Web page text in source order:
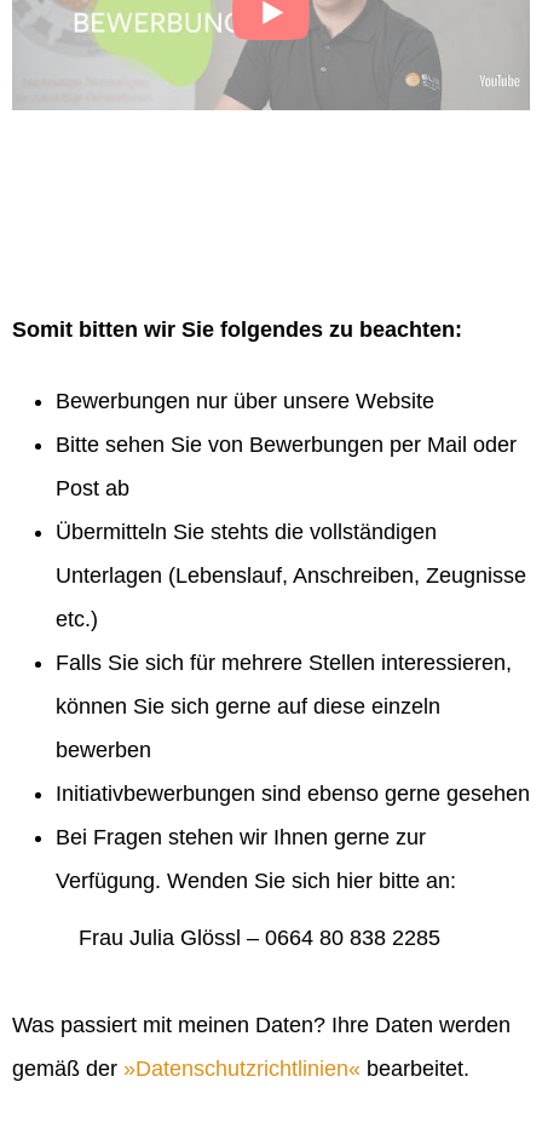
Somit bitten wir Sie folgendes zu beachten:
Bewerbungen nur über unsere Website
Bitte sehen Sie von Bewerbungen per Mail oder
Post ab
Übermitteln Sie stehts die vollständigen
Unterlagen (Lebenslauf, Anschreiben, Zeugnisse
etc.)
Falls Sie sich für mehrere Stellen interessieren,
können Sie sich gerne auf diese einzeln
bewerben
Initiativbewerbungen sind ebenso gerne gesehen
Bei Fragen stehen wir Ihnen gerne zur
Verfügung. Wenden Sie sich hier bitte an:
Frau Julia Glössl – 0664 80 838 2285
Was passiert mit meinen Daten? Ihre Daten werden
gemäß der
Datenschutzrichtlinien bearbeitet.